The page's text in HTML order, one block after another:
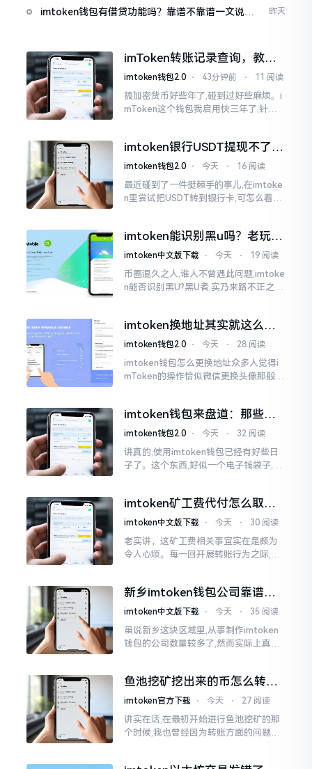
在招
imtoken钱包有借贷功能吗？靠谱不靠谱一文说清
昨天
imToken转账记录查询，教你
正确查看方法
imtoken钱包2.0 ⋅ 43分钟前 ⋅ 11 阅读
搞加密货币好些年了,碰到过好些麻烦。i
mToken这个钱包我启用快三年了,针对
我也疑惑过一阵子
imtoken银行USDT提现不了？
这几个法子能帮你搞定
imtoken钱包2.0 ⋅ 今天 ⋅ 16 阅读
最近碰到了一件挺棘手的事儿,在imtoke
n里尝试把USDT转到银行卡,可怎么着都
么时长
imtoken能识别黑u吗？老玩家
告诉你真相
imtoken中文版下载 ⋅ 今天 ⋅ 19 阅读
币圈混久之人,谁人不曾遇此问题,imtoke
n能否识别黑U?黑U者,实乃来路不正之钱
imtoken换地址其实就这么回
事
imtoken钱包2.0 ⋅ 今天 ⋅ 28 阅读
imtoken钱包怎么更换地址众多人觉得i
mToken的操作恰似微信更换头像那般简
据助记词来生成的,通俗讲
imtoken钱包来盘道：那些踩
过的坑和保命招
imtoken钱包2.0 ⋅ 今天 ⋅ 32 阅读
讲真的,使用imtoken钱包已经有好些日
子了。这个东西,好似一个电子钱袋子,里
却提心吊胆、神经紧绷。
imtoken矿工费代付怎么取
消？老手教你几招
imtoken中文版下载 ⋅ 今天 ⋅ 30 阅读
老实讲，这矿工费相关事宜实在是颇为
令人心烦。每一回开展转账行为之际,就
时隔多年
新乡imtoken钱包公司靠谱
吗？普通人怎么避坑
imtoken中文版下载 ⋅ 今天 ⋅ 35 阅读
虽说新乡这块区域里,从事制作imtoken
钱包的公司数量较多了,然而实际上真正
予协助进行操作的
鱼池挖矿挖出来的币怎么转到
imtoken钱包？
imtoken官方下载 ⋅ 今天 ⋅ 27 阅读
讲实在话,在最初开始进行鱼池挖矿的那
个时候,我也曾经因为转账方面的问题而